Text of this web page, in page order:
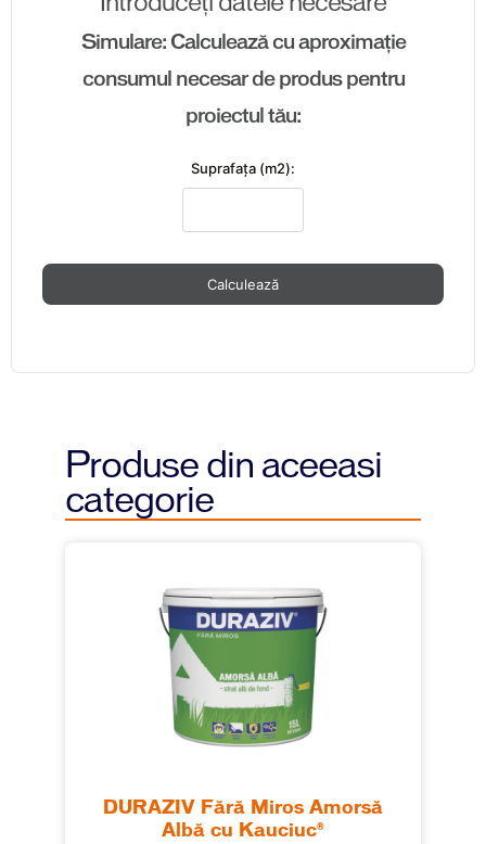
Simulare: Calculează cu aproximație
consumul necesar de produs pentru
proiectul tău:
Suprafaţa (m2):
Calculează
Produse din aceeasi
categorie
DURAZIV Fără Miros Amorsă
Albă cu Kauciuc®